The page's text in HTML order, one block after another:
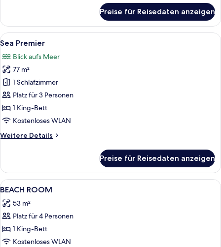
Premier
with
Pool
Preise für Reisedaten anzeigen
Alle
Fotos
für
Sea
Premier
anzeigen
Ein modernes Hotelzimmer mit Bett,
1
Sea Premier
Blick aufs Meer
77 m²
1 Schlafzimmer
Platz für 3 Personen
1 King-Bett
Kostenloses WLAN
Weitere Details
Weitere
Premier
Preise für Reisedaten anzeigen
Alle
Fotos
für
BEACH
ROOM
anzeigen
Zimmersafe,
5
BEACH ROOM
53 m²
Platz für 4 Personen
1 King-Bett
Kostenloses WLAN